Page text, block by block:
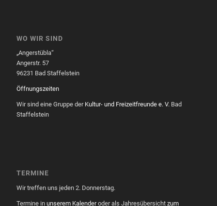
WO WIR SIND
„Angerstübla“
Angerstr. 57
96231 Bad Staffelstein
Öffnungszeiten
Wir sind eine Gruppe der Kultur- und Freizeitfreunde e. V.Bad
Staffelstein
TERMINE
Wir treffen uns jeden 2. Donnerstag.
Termine in unserem Kalenderoder als Jahresübersicht zum